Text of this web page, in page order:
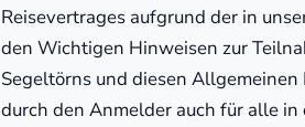
Reisevertrages aufgrund der in
den Wichtigen Hinweisen zur
Segeltörns und diesen
durch den Anmelder auch für alle